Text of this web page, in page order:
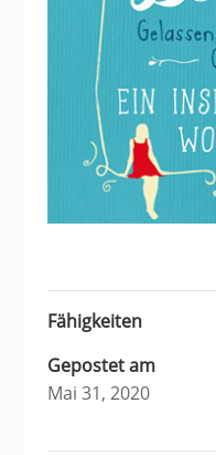
Fähigkeiten
Gepostet am
Mai 31, 2020